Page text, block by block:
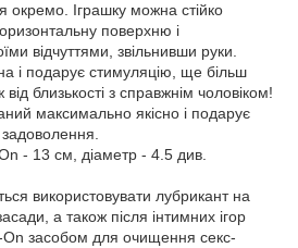
окремо. Іграшку можна стійко
поверхню і
відчуттями, звільнивши руки.
і подарує стимуляцію, ще більш
близькості з справжнім чоловіком!
максимально якісно і подарує
задоволення.
- 13 см, діаметр - 4.5 див.
використовувати лубрикант на
а також після інтимних ігор
засобом для очищення секс-